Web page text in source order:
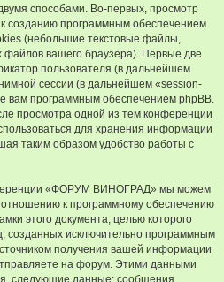
способами. Во-первых, просмотр
программным обеспечением
(небольшие текстовые файлы,
файлов вашего браузера). Первые две
пользователя (в дальнейшем
сессии (в дальнейшем «session-
вам программным обеспечением phpBB.
просмотра одной из тем конференции
для хранения информации
таким образом удобство работы с
«ФОРУМ ВИНОГРАД» мы можем
к программному обеспечению
этого документа, целью которого
созданных исключительно программным
получения вашей информации
на форум. Этими данными
следующие данные: сообщения,